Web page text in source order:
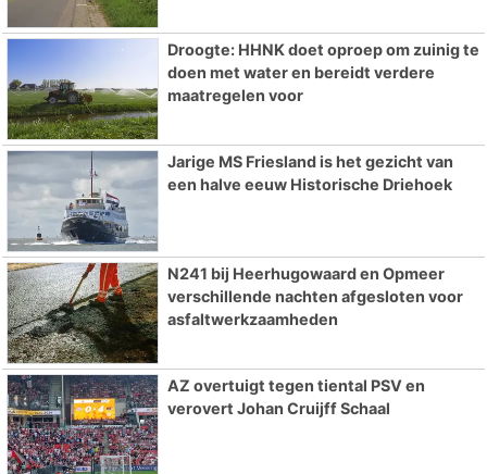
Droogte: HHNK doet oproep om zuinig te
doen met water en bereidt verdere
maatregelen voor
Jarige MS Friesland is het gezicht van
een halve eeuw Historische Driehoek
N241 bij Heerhugowaard en Opmeer
verschillende nachten afgesloten voor
asfaltwerkzaamheden
AZ overtuigt tegen tiental PSV en
verovert Johan Cruijff Schaal